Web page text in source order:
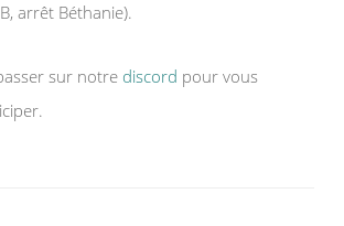
arrêt Béthanie).
sur notre discord pour vous